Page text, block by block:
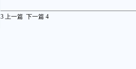
3上一篇 下一篇 4